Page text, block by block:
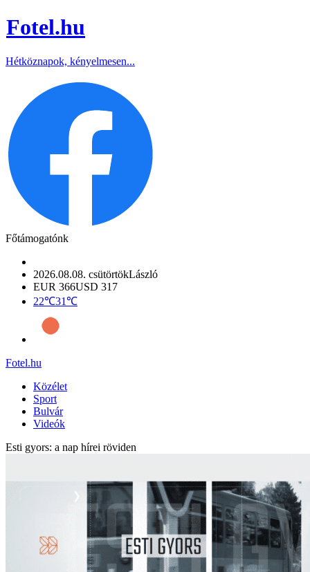
Fotel.hu
Hétköznapok, kényelmesen...
Főtámogatónk
2026.08.08. csütörtökLászló
EUR 366USD 317
22℃31℃
Fotel.hu
Közélet
Sport
Bulvár
Videók
Esti gyors: a nap hírei röviden